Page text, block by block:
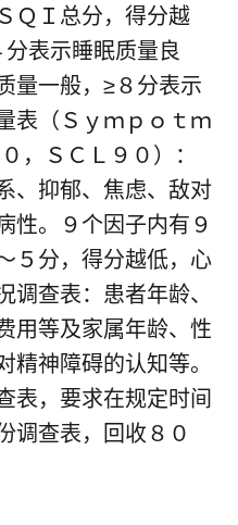
ＱＩ总分，得分越
表示睡眠质量良
量一般，≥８分表示
表（Ｓｙｍｐｏｔｍ
，ＳＣＬ９０）：
、抑郁、焦虑、敌对
性。９个因子内有９
５分，得分越低，心
调查表：患者年龄、
用等及家属年龄、性
精神障碍的认知等。
表，要求在规定时间
调查表，回收８０